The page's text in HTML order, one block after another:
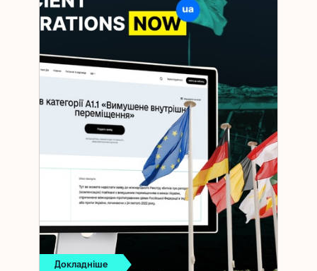
Докладніше